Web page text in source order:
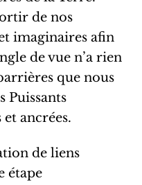
de nos
imaginaires afin
de vue n’a rien
que nous
Puissants
ancrées.
de liens
étape